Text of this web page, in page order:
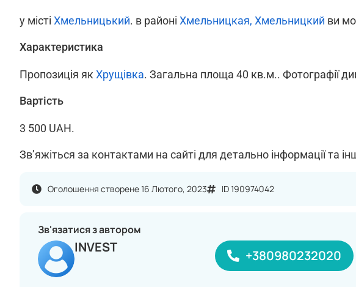
у місті Хмельницький. в районі Хмельницкая, Хмельницкий ви
Характеристика
Пропозиція як Хрущівка. Загальна площа 40 кв.м.. Фотографії
Вартість
3 500 UAH.
Зв’яжіться за контактами на сайті для детально інформації та
Оголошення створене 16 Лютого, 2023 ID 190974042
Зв'язатися з автором
INVEST
+380980232020